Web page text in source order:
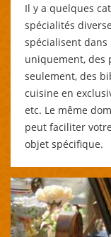
Il y a quelques
spécialités
spécialisent dans
uniquement, des
seulement, des
cuisine en
etc. Le même
peut faciliter
objet spécifique.